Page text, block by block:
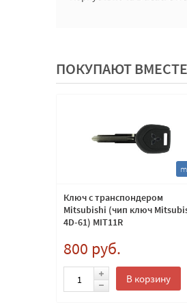
ПОКУПАЮТ ВМЕСТЕ
Ключ с транспондером
Mitsubishi (чип ключ
4D-61) MIT11R
800 руб.
В корзину